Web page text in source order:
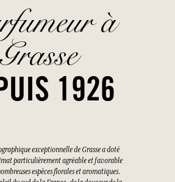
à
1926
exceptionnelle de Grasse a doté
particulièrement agréable et favorable
espèces florales et aromatiques.